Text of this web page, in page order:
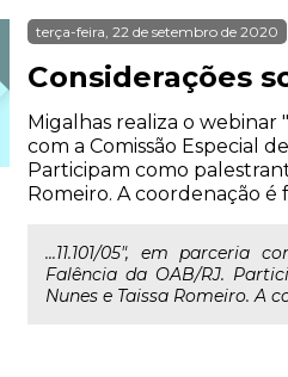
terça-feira, 22 de setembro de 2020
Considerações
Migalhas realiza o webinar
com a Comissão Especial
Participam como
Romeiro. A coordenação é
...11.101/05", em parceria
Falência da OAB/RJ.
Nunes e Taissa Romeiro. A